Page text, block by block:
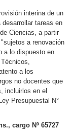
interina de un
tareas en
Ciencias, a partir
a renovación
a lo dispuesto en
a los
no docentes que
incluirlos en el
Presupuestal N°
cargo Nº 65727